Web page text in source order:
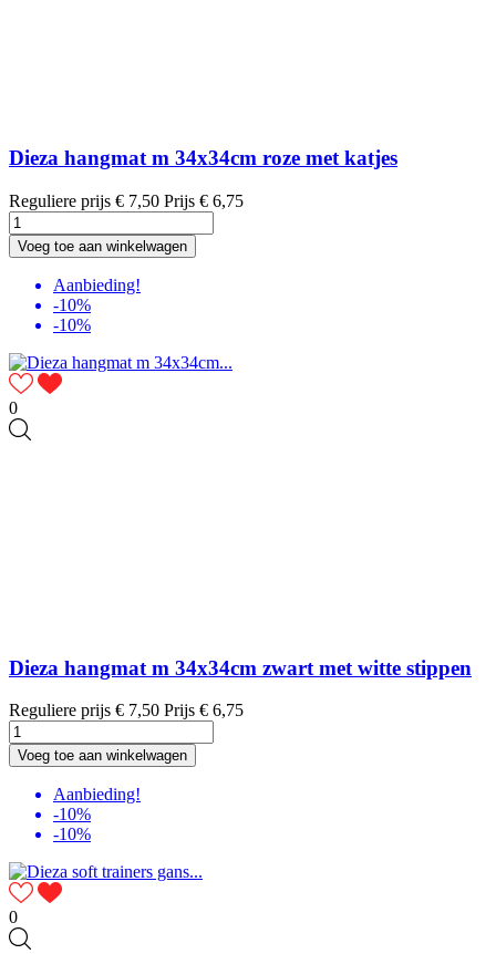
Dieza hangmat m 34x34cm roze met katjes
Reguliere prijs € 7,50 Prijs € 6,75
Voeg toe aan winkelwagen
Aanbieding!
-10%
-10%
0
Dieza hangmat m 34x34cm zwart met witte stippen
Reguliere prijs € 7,50 Prijs € 6,75
Voeg toe aan winkelwagen
Aanbieding!
-10%
-10%
0